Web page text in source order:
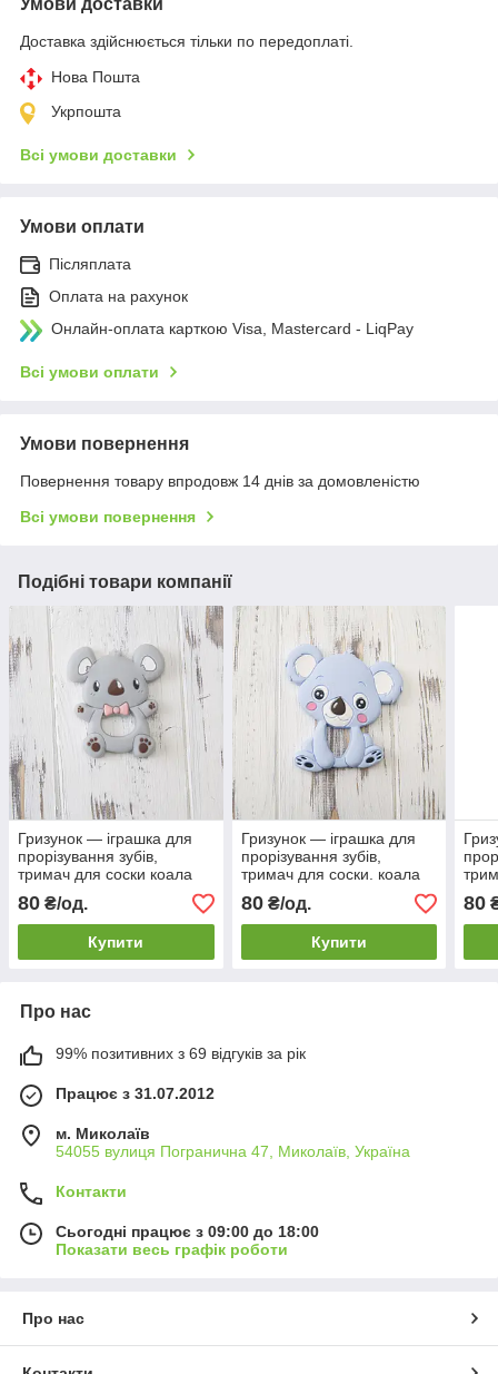
Доставка здійснюється тільки по передоплаті.
Нова Пошта
Укрпошта
Всі умови доставки
Умови оплати
Післяплата
Оплата на рахунок
Онлайн-оплата карткою Visa, Mastercard - LiqPay
Всі умови оплати
Умови повернення
Повернення товару впродовж 14 днів за домовленістю
Всі умови повернення
Подібні товари компанії
Гризунок — іграшка для
прорізування зубів,
тримач для соски коала
80 ₴/од.
Купити
Гризунок — іграшка для
прорізування зубів,
тримач для соски. коала
80₴/од.
Купити
80
Про нас
99% позитивних з 69 відгуків за рік
Працює з 31.07.2012
м. Миколаїв
54055 вулиця Погранична 47, Миколаїв, Україна
Контакти
Сьогодні працює з 09:00 до 18:00
Показати весь графік роботи
Про нас